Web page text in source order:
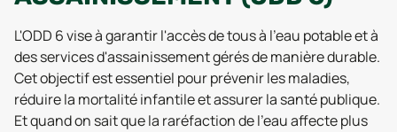
L'ODD 6 vise à garantir l'accès de tous à l'eau potable et à
des services d'assainissement gérés de manière durable.
Cet objectif est essentiel pour prévenir les maladies,
réduire la mortalité infantile et assurer la santé publique.
Et quand on sait que la raréfaction de l’eau affecte plus